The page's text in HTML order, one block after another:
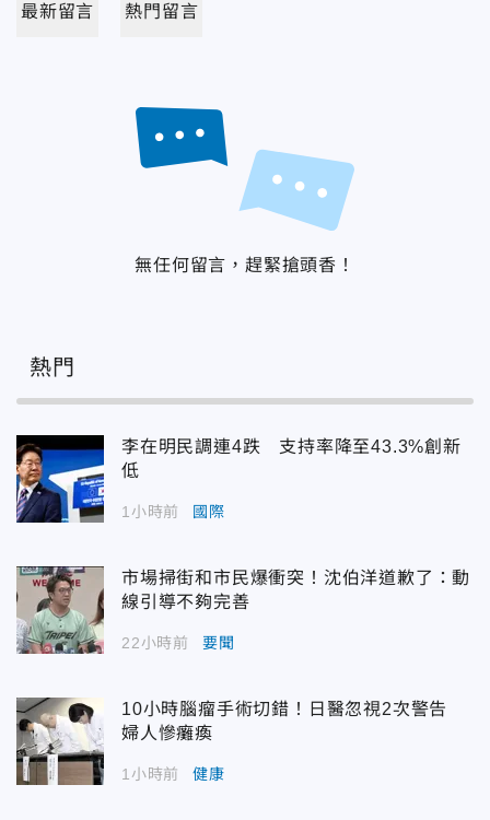
最新留言 熱門留言
無任何留言，趕緊搶頭香！
熱門
李在明民調連4跌 支持率降至43.3%創新
低
1小時前 國際
市場掃街和市民爆衝突！沈伯洋道歉了：動
線引導不夠完善
22小時前 要聞
10小時腦瘤手術切錯！日醫忽視2次警告
婦人慘癱瘓
1小時前 健康